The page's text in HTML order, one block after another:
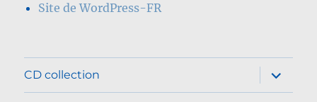
Site de WordPress-FR
CD collection
ouvrir
le
sous-